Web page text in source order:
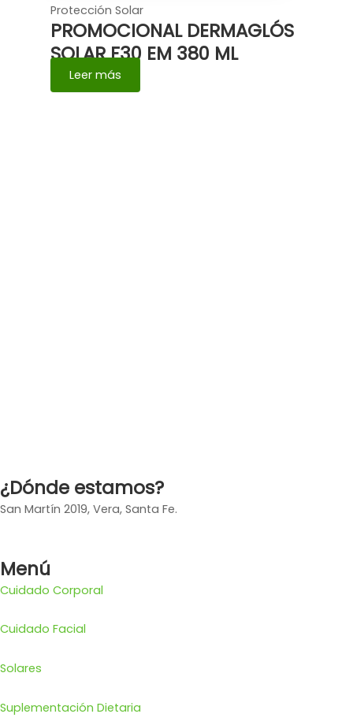
Protección Solar
PROMOCIONAL DERMAGLÓS
SOLAR F30 EM 380 ML
Leer más
¿Dónde estamos?
San Martín 2019, Vera, Santa Fe.
Menú
Cuidado Corporal
Cuidado Facial
Solares
Suplementación Dietaria